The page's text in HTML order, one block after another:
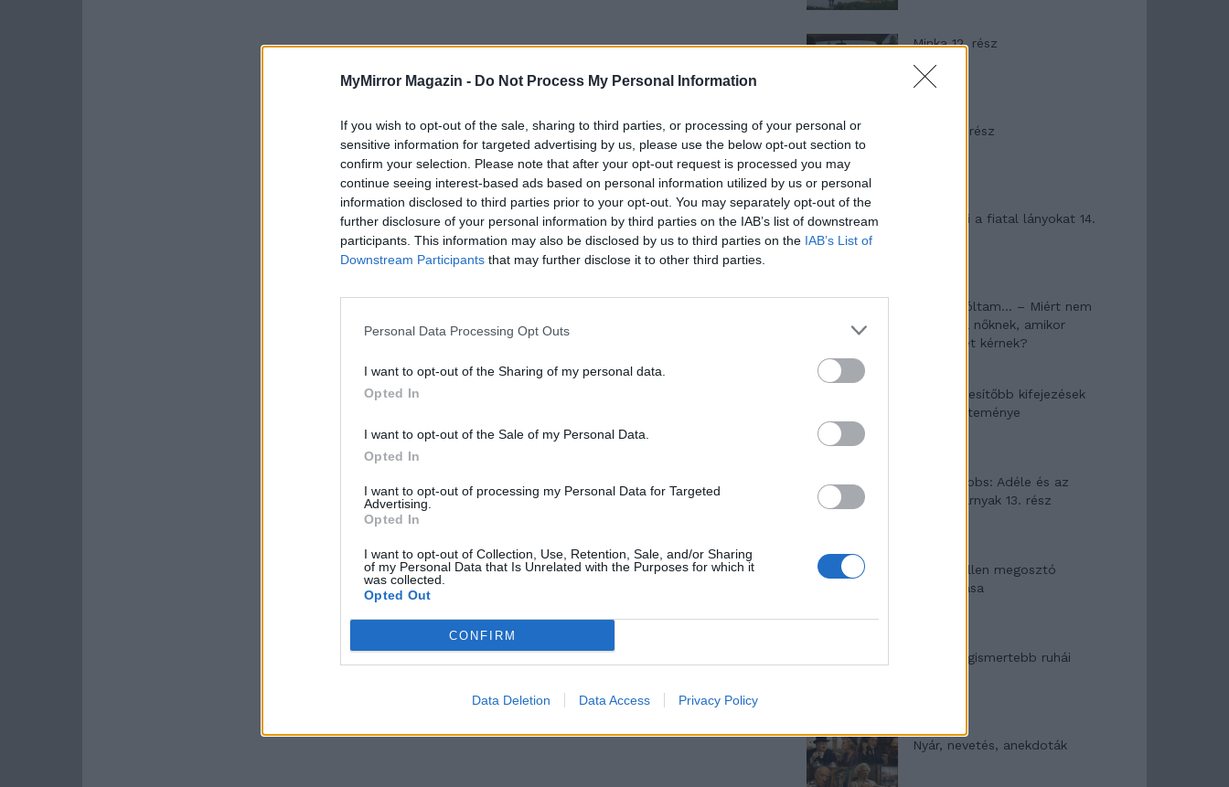
MyMirror Magazin - Do Not Process My Personal Information
If you wish to opt-out of the sale, sharing to third parties, or processing of your personal or
sensitive information for targeted advertising by us, please use the below opt-out section to
confirm your selection. Please note that after your opt-out request is processed you may
continue seeing interest-based ads based on personal information utilized by us or personal
information disclosed to third parties prior to your opt-out. You may separately opt-out of the
further disclosure of your personal information by third parties on the IAB’s list of downstream
participants. This information may also be disclosed by us to third parties on the IAB’s List of
Downstream Participants that may further disclose it to other third parties.
Personal Data Processing Opt Outs
I want to opt-out of the Sharing of my personal data.
Opted In
I want to opt-out of the Sale of my Personal Data.
Opted In
I want to opt-out of processing my Personal Data for Targeted
Advertising.
Opted In
I want to opt-out of Collection, Use, Retention, Sale, and/or Sharing
of my Personal Data that Is Unrelated with the Purposes for which it
was collected.
Opted Out
CONFIRM
Data Deletion Data Access Privacy Policy
Minka 12. rész
Minka 11. rész
T. szereti a fiatal lányokat 14.
Pedig szóltam… – Miért nem
hiszünk a nőknek, amikor
segítséget kérnek?
A legidegesítőbb kifejezések
laza gyűjteménye
Elyna Robbs: Adéle és az
örökölt árnyak 13. rész
Woody Allen megosztó
zsenialitása
A világ legismertebb ruhái
Nyár, nevetés, anekdoták